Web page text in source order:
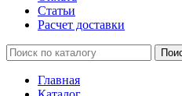
Статьи
Расчет доставки
Главная